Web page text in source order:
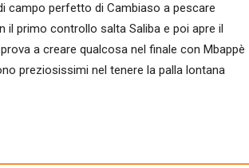
campo perfetto di Cambiaso a pescare
il primo controllo salta Saliba e poi apre il
a creare qualcosa nel finale con Mbappè
preziosissimi nel tenere la palla lontana